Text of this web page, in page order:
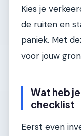
Kies je
de ruiten en
paniek. Met
voor jouw
Wat heb
checklist
Eerst even